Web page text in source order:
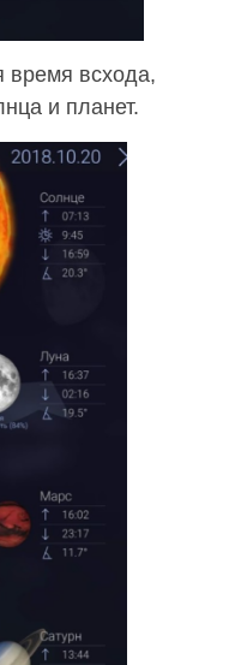
время всхода,
и планет.